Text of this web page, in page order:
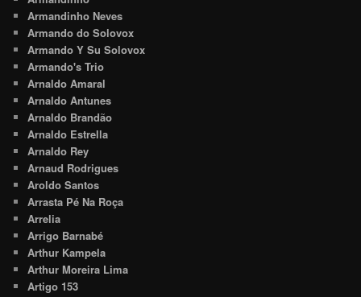
Armandinho Neves
Armando do Solovox
Armando Y Su Solovox
Armando's Trio
Arnaldo Amaral
Arnaldo Antunes
Arnaldo Brandão
Arnaldo Estrella
Arnaldo Rey
Arnaud Rodrigues
Aroldo Santos
Arrasta Pé Na Roça
Arrelia
Arrigo Barnabé
Arthur Kampela
Arthur Moreira Lima
Artigo 153